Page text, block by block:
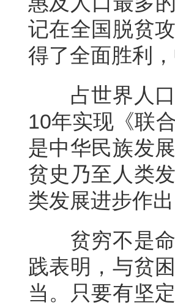
记在全国脱贫
得了全面胜利
占世界人
10年实现《联
是中华民族发
贫史乃至人类
类发展进步作
贫穷不是
践表明，与贫
当。只要有坚